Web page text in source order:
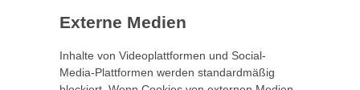
Externe Medien
Inhalte von Videoplattformen und Social-
Media-Plattformen werden standardmäßig